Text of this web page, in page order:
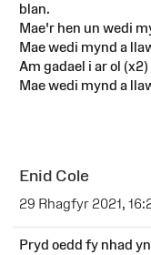
blan.
Mae'r hen un wedi
Mae wedi mynd a
Am gadael i ar ol (x2)
Mae wedi mynd a
Enid Cole
29 Rhagfyr 2021,
Pryd oedd fy nhad